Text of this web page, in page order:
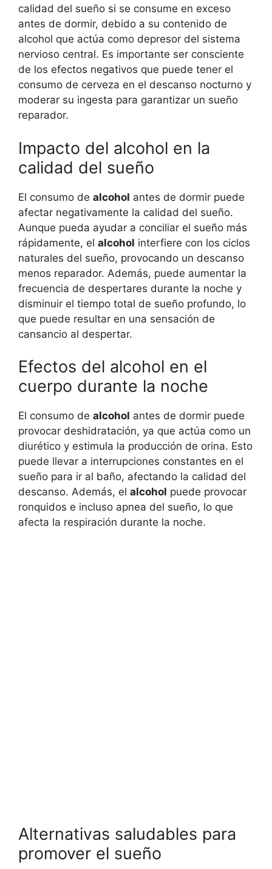
calidad del sueño si se consume en exceso
antes de dormir, debido a su contenido de
alcohol que actúa como depresor del sistema
nervioso central. Es importante ser consciente
de los efectos negativos que puede tener el
consumo de cerveza en el descanso nocturno y
moderar su ingesta para garantizar un sueño
reparador.
Impacto del alcohol en la
calidad del sueño
El consumo de alcohol antes de dormir puede
afectar negativamente la calidad del sueño.
Aunque pueda ayudar a conciliar el sueño más
rápidamente, el alcohol interfiere con los ciclos
naturales del sueño, provocando un descanso
menos reparador. Además, puede aumentar la
frecuencia de despertares durante la noche y
disminuir el tiempo total de sueño profundo, lo
que puede resultar en una sensación de
cansancio al despertar.
Efectos del alcohol en el
cuerpo durante la noche
El consumo de alcohol antes de dormir puede
provocar deshidratación, ya que actúa como un
diurético y estimula la producción de orina. Esto
puede llevar a interrupciones constantes en el
sueño para ir al baño, afectando la calidad del
descanso. Además, el alcohol puede provocar
ronquidos e incluso apnea del sueño, lo que
afecta la respiración durante la noche.
Alternativas saludables para
promover el sueño